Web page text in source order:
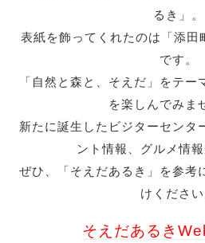
るき」。
表紙を飾ってくれたのは「添田
です。
「自然と森と、そえだ」をテ
を楽しんでみま
新たに誕生したビジターセンタ
ント情報、グルメ情
ぜひ、「そえだあるき」を参考
けください
そえだあるき